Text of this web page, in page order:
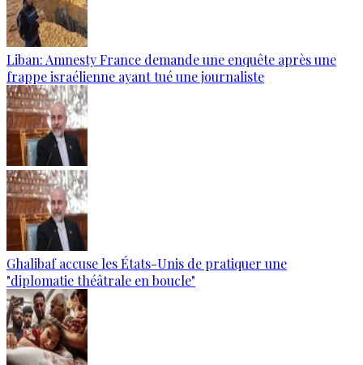
Liban: Amnesty France demande une enquête après une
frappe israélienne ayant tué une journaliste
Ghalibaf accuse les États-Unis de pratiquer une
"diplomatie théâtrale en boucle"